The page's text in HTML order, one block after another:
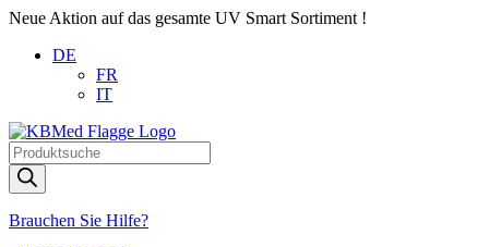
Neue Aktion auf das gesamte UV Smart Sortiment !
DE
FR
IT
Products
search
Brauchen Sie Hilfe?